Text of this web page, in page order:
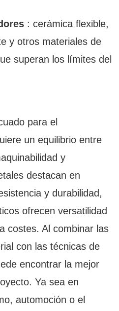
: cerámica flexible,
y otros materiales de
superan los límites del
para el
un equilibrio entre
y
destacan en
y durabilidad,
ofrecen versatilidad
costes. Al combinar las
con las técnicas de
encontrar la mejor
Ya sea en
automoción o el